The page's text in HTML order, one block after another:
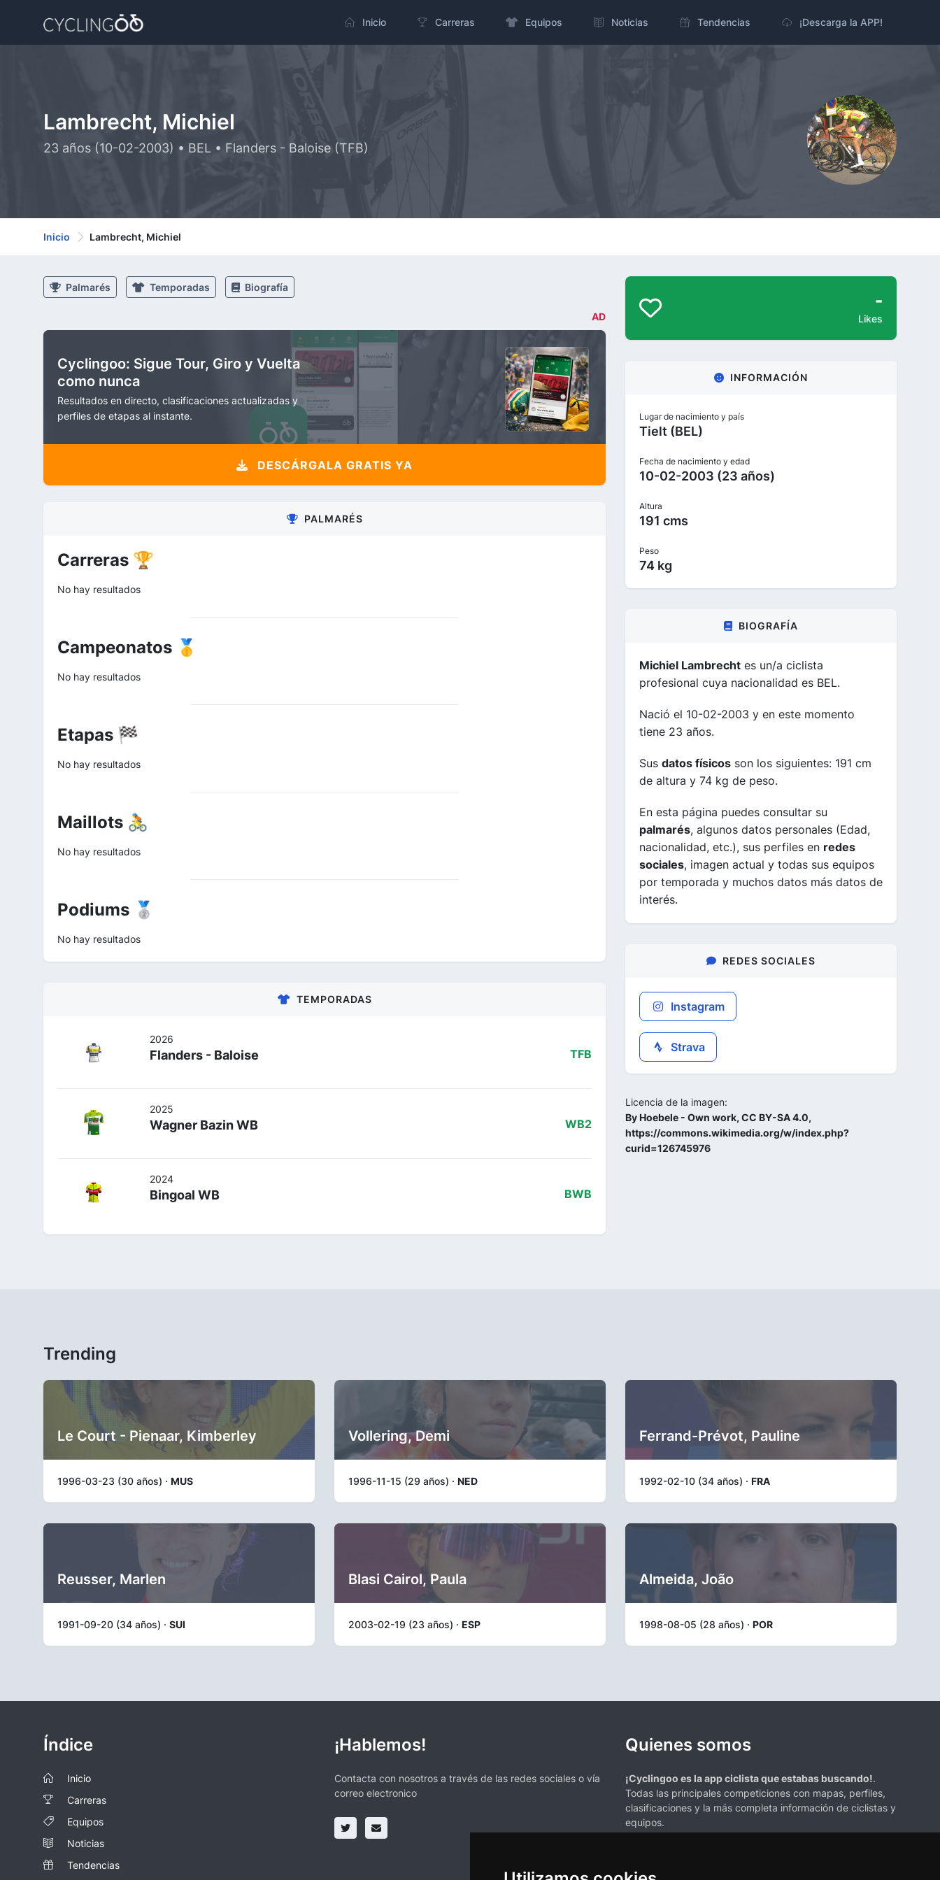
Inicio Carreras Equipos Noticias Tendencias ¡Descarga la APP!
Lambrecht, Michiel
23 años (10-02-2003) • BEL • Flanders - Baloise (TFB)
Inicio Lambrecht, Michiel
Palmarés Temporadas Biografía
AD
Cyclingoo: Sigue Tour, Giro y Vuelta
como nunca
Resultados en directo, clasificaciones actualizadas y
perfiles de etapas al instante.
DESCÁRGALA GRATIS YA
PALMARÉS
Carreras 🏆
No hay resultados
Campeonatos 🥇
No hay resultados
Etapas 🏁
No hay resultados
Maillots 🚴
No hay resultados
Podiums 🥈
No hay resultados
TEMPORADAS
2026
Flanders - Baloise TFB
2025
Wagner Bazin WB WB2
2024
Bingoal WB BWB
-
Likes
INFORMACIÓN
Lugar de nacimiento y país
Tielt (BEL)
Fecha de nacimiento y edad
10-02-2003 (23 años)
Altura
191 cms
Peso
74 kg
BIOGRAFÍA
Michiel Lambrecht es un/a ciclista
profesional cuya nacionalidad es BEL.
Nació el 10-02-2003 y en este momento
tiene 23 años.
Sus datos físicos son los siguientes: 191 cm
de altura y 74 kg de peso.
En esta página puedes consultar su
palmarés, algunos datos personales (Edad,
nacionalidad, etc.), sus perfiles en redes
sociales, imagen actual y todas sus equipos
por temporada y muchos datos más datos de
interés.
REDES SOCIALES
Instagram
Strava
Licencia de la imagen:
By Hoebele - Own work, CC BY-SA 4.0,
https://commons.wikimedia.org/w/index.php?
curid=126745976
Trending
Le Court - Pienaar, Kimberley
1996-03-23 (30 años) · MUS
Vollering, Demi
1996-11-15 (29 años) · NED
Ferrand-Prévot, Pauline
1992-02-10 (34 años) · FRA
Reusser, Marlen
1991-09-20 (34 años) · SUI
Blasi Cairol, Paula
2003-02-19 (23 años) · ESP
Almeida, João
1998-08-05 (28 años) · POR
Índice
Inicio
Carreras
Equipos
Noticias
Tendencias
¡Hablemos!
Contacta con nosotros a través de las redes sociales o vía
correo electronico
Quienes somos
¡Cyclingoo es la app ciclista que estabas buscando!.
Todas las principales competiciones con mapas, perfiles,
clasificaciones y la más completa información de ciclistas y
equipos.